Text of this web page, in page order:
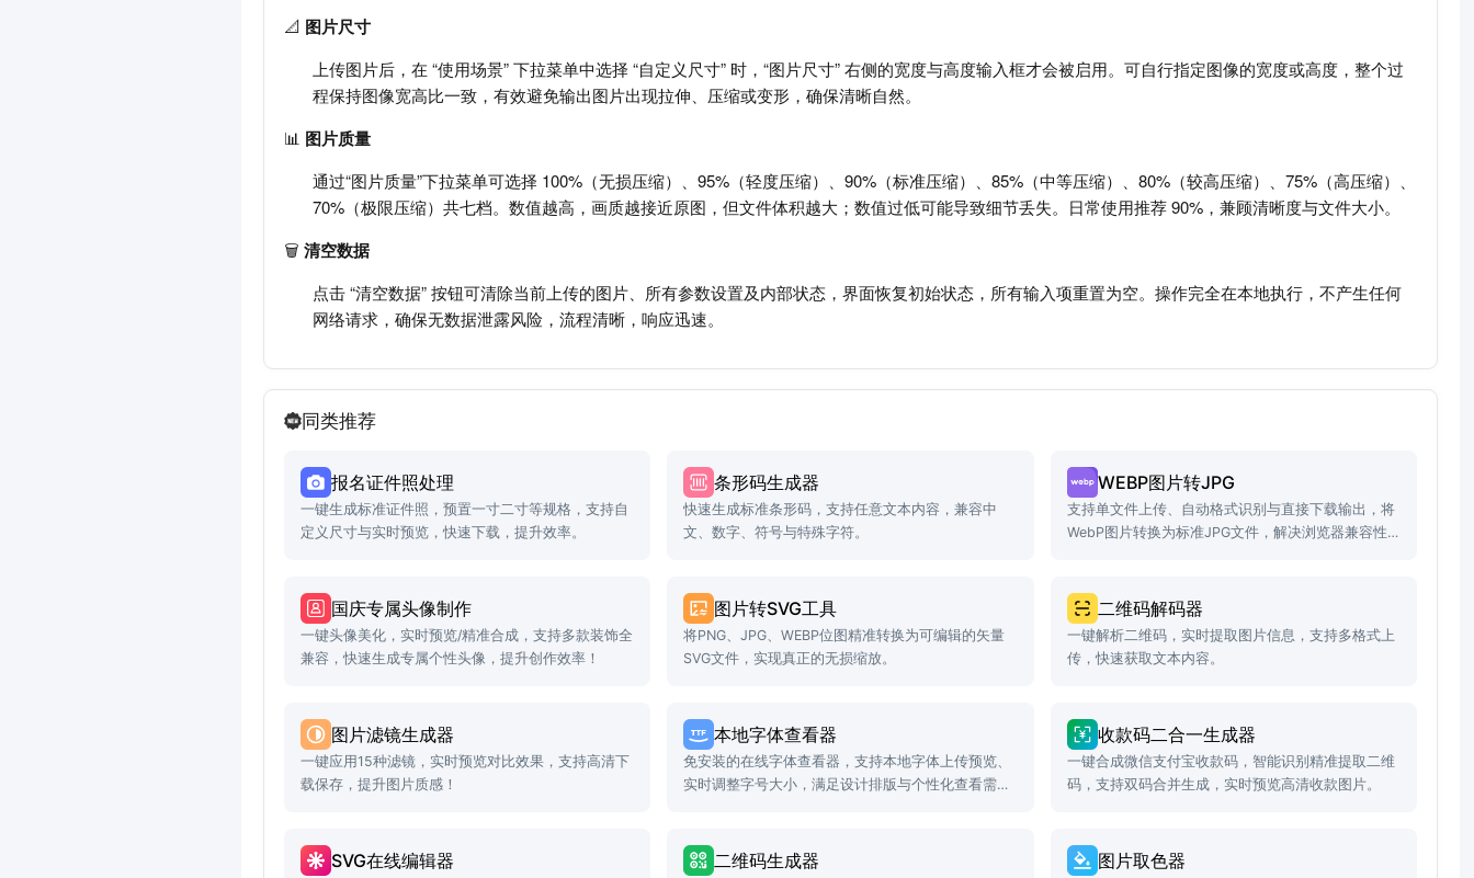
📐 图片尺寸
上传图片后，在 “使用场景” 下拉菜单中选择 “自定义尺寸” 时，“图片尺寸” 右侧的宽度与高度输入框才会被启用。可自行指定图像的宽度或高度，整个过
程保持图像宽高比一致，有效避免输出图片出现拉伸、压缩或变形，确保清晰自然。
📊 图片质量
通过“图片质量”下拉菜单可选择 100%（无损压缩）、95%（轻度压缩）、90%（标准压缩）、85%（中等压缩）、80%（较高压缩）、75%（高压缩）、
70%（极限压缩）共七档。数值越高，画质越接近原图，但文件体积越大；数值过低可能导致细节丢失。日常使用推荐 90%，兼顾清晰度与文件大小。
🗑️ 清空数据
点击 “清空数据” 按钮可清除当前上传的图片、所有参数设置及内部状态，界面恢复初始状态，所有输入项重置为空。操作完全在本地执行，不产生任何
网络请求，确保无数据泄露风险，流程清晰，响应迅速。
同类推荐
报名证件照处理
一键生成标准证件照，预置一寸二寸等规格，支持自
定义尺寸与实时预览，快速下载，提升效率。
条形码生成器
快速生成标准条形码，支持任意文本内容，兼容中
文、数字、符号与特殊字符。
WEBP图片转JPG
支持单文件上传、自动格式识别与直接下载输出，将
WebP图片转换为标准JPG文件，解决浏览器兼容性
国庆专属头像制作
一键头像美化，实时预览/精准合成，支持多款装饰全
兼容，快速生成专属个性头像，提升创作效率！
图片转SVG工具
将PNG、JPG、WEBP位图精准转换为可编辑的矢量
SVG文件，实现真正的无损缩放。
二维码解码器
一键解析二维码，实时提取图片信息，支持多格式上
传，快速获取文本内容。
图片滤镜生成器
一键应用15种滤镜，实时预览对比效果，支持高清下
载保存，提升图片质感！
本地字体查看器
免安装的在线字体查看器，支持本地字体上传预览、
实时调整字号大小，满足设计排版与个性化查看需
收款码二合一生成器
一键合成微信支付宝收款码，智能识别精准提取二维
码，支持双码合并生成，实时预览高清收款图片。
SVG在线编辑器 二维码生成器 图片取色器